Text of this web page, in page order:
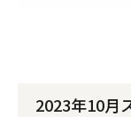
2023年10月